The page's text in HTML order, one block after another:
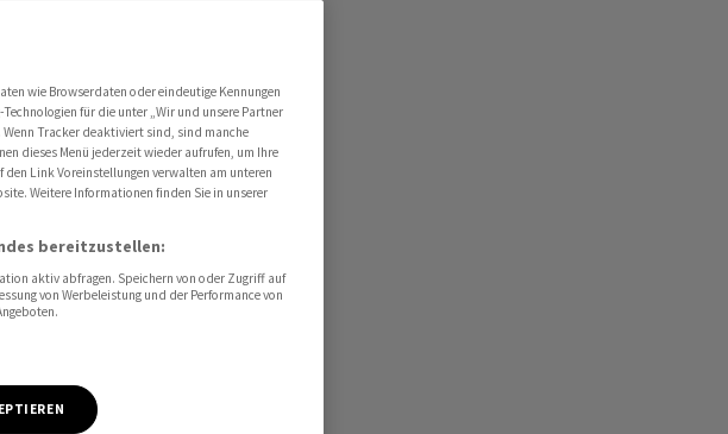
wie Browserdaten oder eindeutige Kennungen
für die unter „Wir und unsere Partner
Tracker deaktiviert sind, sind manche
dieses Menü jederzeit wieder aufrufen, um Ihre
Link Voreinstellungen verwalten am unteren
Weitere Informationen finden Sie in unserer
bereitzustellen:
aktiv abfragen. Speichern von oder Zugriff auf
von Werbeleistung und der Performance von